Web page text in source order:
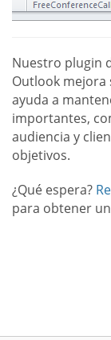
Nuestro plugin
Outlook mejora
ayuda a
importantes,
audiencia y
objetivos.
¿Qué espera?
para obtener